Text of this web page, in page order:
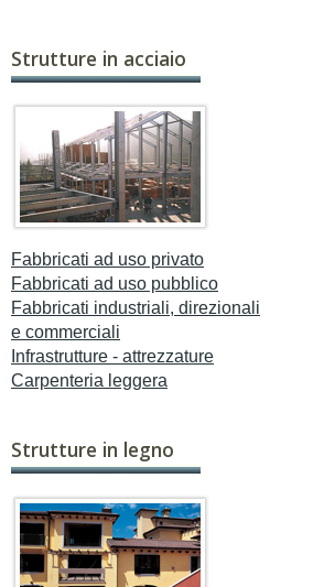
Strutture in acciaio
Fabbricati ad uso privato
Fabbricati ad uso pubblico
Fabbricati industriali, direzionali
e commerciali
Infrastrutture - attrezzature
Carpenteria leggera
Strutture in legno